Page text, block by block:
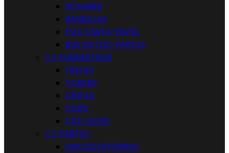
SCANNER
BANDEJAS
POS-CINTA-PAPEL
BUS DATOS-PARTES
  SUMINISTROS
TINTAS
TONERS
CINTAS
CHIPS
CDS-DVDS
  PARTES
DISCOS EXTERNOS